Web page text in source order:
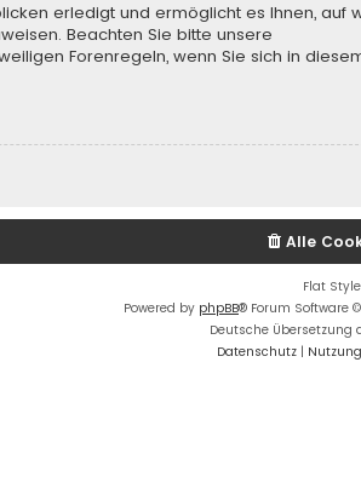
erledigt und ermöglicht es Ihnen, auf
Beachten Sie bitte unsere
Forenregeln, wenn Sie sich in
Alle
Flat
Powered by phpBB® Forum Software
Deutsche Übersetzung
Datenschutz |